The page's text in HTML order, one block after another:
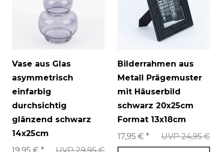
Vase aus Glas
asymmetrisch
einfarbig
durchsichtig
glänzend schwarz
14x25cm
Bilderrahmen aus
Metall Prägemuster
mit Häuserbild
schwarz 20x25cm
Format 13x18cm
UVP 24,95 €
17,95 € *